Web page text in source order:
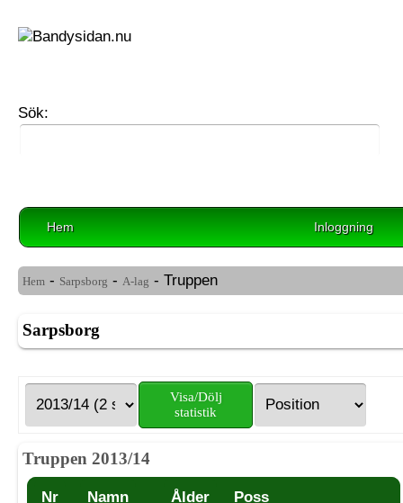
Sök:
Hem Inloggning
Hem - Sarpsborg - A-lag - Truppen
Sarpsborg
Visa/Dölj
statistik
Truppen 2013/14
Nr Namn Ålder Poss